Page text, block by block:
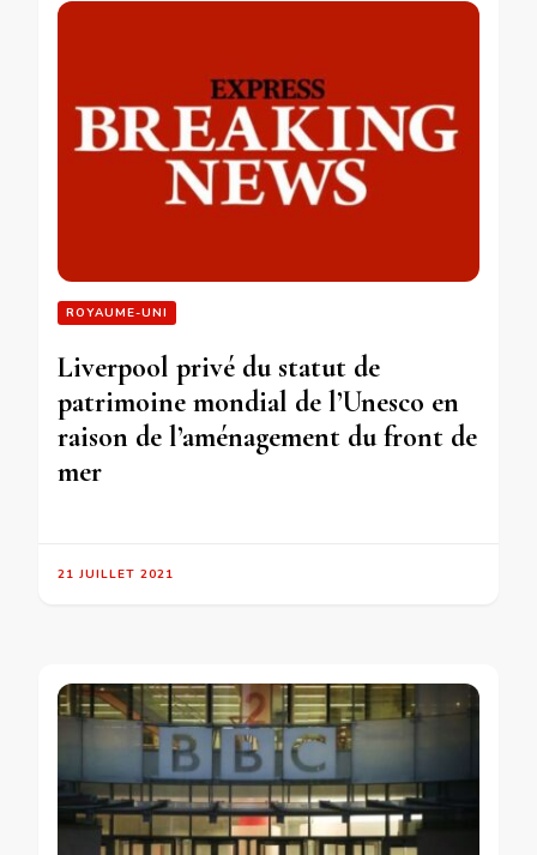
ROYAUME-UNI
Liverpool privé du statut de
patrimoine mondial de l’Unesco en
raison de l’aménagement du front de
mer
21 JUILLET 2021